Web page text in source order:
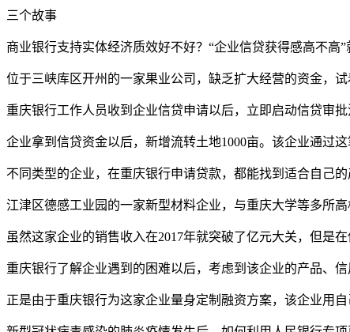
三个故事
商业银行支持实体经济质效好不好？“企业信贷获得感高不高”
位于三峡库区开州的一家果业公司，缺乏扩大经营的资金，试
重庆银行工作人员收到企业信贷申请以后，立即启动信贷审
企业拿到信贷资金以后，新增流转土地1000亩。该企业通过
不同类型的企业，在重庆银行申请贷款，都能找到适合自己的
江津区德感工业园的一家新型材料企业，与重庆大学等多所
虽然这家企业的销售收入在2017年就突破了亿元大关，但是
重庆银行了解企业遇到的困难以后，考虑到该企业的产品、
正是由于重庆银行为这家企业量身定制融资方案，该企业用